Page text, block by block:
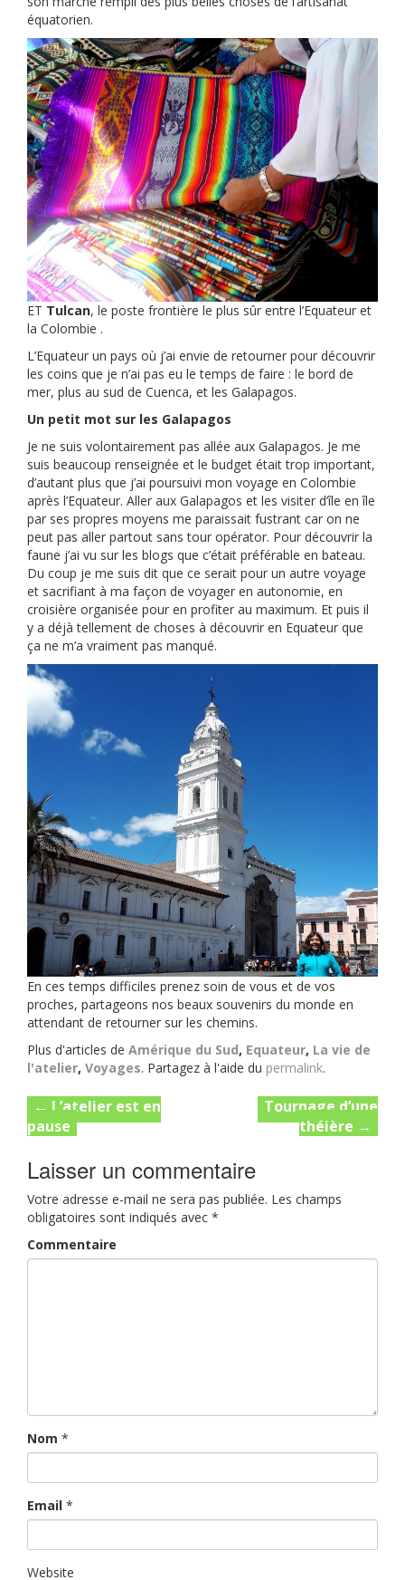
équatorien.
ET Tulcan, le poste frontière le plus sûr entre l’Equateur et
la Colombie .
L’Equateur un pays où j’ai envie de retourner pour découvrir
les coins que je n’ai pas eu le temps de faire : le bord de
mer, plus au sud de Cuenca, et les Galapagos.
Un petit mot sur les Galapagos
Je ne suis volontairement pas allée aux Galapagos. Je me
suis beaucoup renseignée et le budget était trop important,
d’autant plus que j’ai poursuivi mon voyage en Colombie
après l’Equateur. Aller aux Galapagos et les visiter d’île en île
par ses propres moyens me paraissait fustrant car on ne
peut pas aller partout sans tour opérator. Pour découvrir la
faune j’ai vu sur les blogs que c’était préférable en bateau.
Du coup je me suis dit que ce serait pour un autre voyage
et sacrifiant à ma façon de voyager en autonomie, en
croisière organisée pour en profiter au maximum. Et puis il
y a déjà tellement de choses à découvrir en Equateur que
ça ne m’a vraiment pas manqué.
En ces temps difficiles prenez soin de vous et de vos
proches, partageons nos beaux souvenirs du monde en
attendant de retourner sur les chemins.
Plus d'articles de Amérique du Sud, Equateur, La vie de
l'atelier, Voyages. Partagez à l'aide du permalink.
Post
navigation
← L’atelier est en
pause
Tournage d’une
théière →
Laisser un commentaire
Votre adresse e-mail ne sera pas publiée. Les champs
obligatoires sont indiqués avec *
Commentaire
Nom *
Email *
Website